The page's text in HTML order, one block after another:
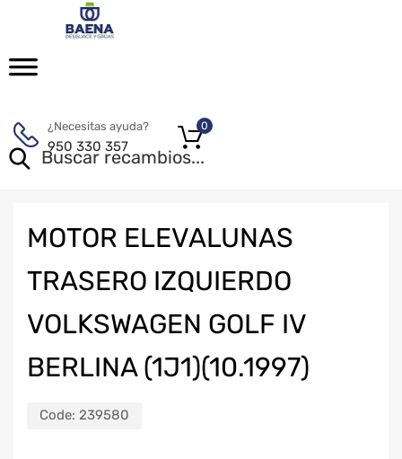
¿Necesitas ayuda?
950 330 357
0
MOTOR ELEVALUNAS
TRASERO IZQUIERDO
VOLKSWAGEN GOLF IV
BERLINA (1J1)(10.1997)
Code: 239580